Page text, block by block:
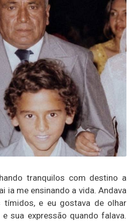
tranquilos com destino a
ia me ensinando a vida. Andava
tímidos, e eu gostava de olhar
sua expressão quando falava.